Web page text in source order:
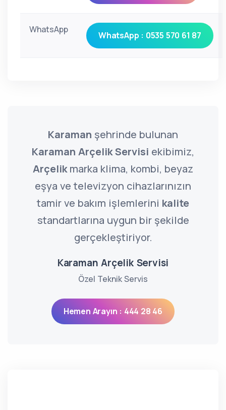
WhatsApp
WhatsApp : 0535 570 61 87
Karaman şehrinde bulunan
Karaman Arçelik Servisi ekibimiz,
Arçelikmarka klima, kombi, beyaz
eşya ve televizyon cihazlarınızın
tamir ve bakım işlemlerini kalite
standartlarına uygun bir şekilde
gerçekleştiriyor.
Karaman Arçelik Servisi
Özel Teknik Servis
Hemen Arayın : 444 28 46